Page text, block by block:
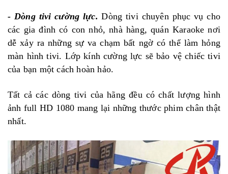
- Dòng tivi cường lực. Dòng tivi chuyên phục vụ cho
các gia đình có con nhỏ, nhà hàng, quán Karaoke nơi
dễ xảy ra những sự va chạm bất ngờ có thể làm hỏng
màn hình tivi. Lớp kính cường lực sẽ bảo vệ chiếc tivi
của bạn một cách hoàn hảo.
Tất cả các dòng tivi của hãng đều có chất lượng hình
ảnh full HD 1080 mang lại những thước phim chân thật
nhất.